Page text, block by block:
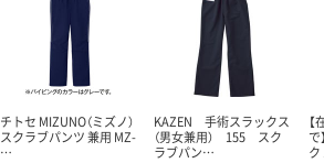
チトセ MIZUNO（ミズノ）
スクラブパンツ 兼用 MZ-
…
KAZEN 手術スラックス
（男女兼用） 155 スク
ラブパン…
で